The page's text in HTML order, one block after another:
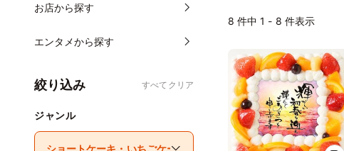
お店から探す
エンタメから探す
絞り込み すべてクリア
ジャンル
8 件中 1 - 8 件表示